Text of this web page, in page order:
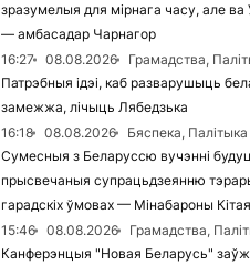
зразумелыя для мірнага часу, але ва
— амбасадар Чарнагор
16:27
08.08.2026
Грамадства,
Патрэбныя ідэі, каб разварушыць
замежжа, лічыць Лябедзька
16:18
08.08.2026
Бяспека, Палітыка
Сумесныя з Беларуссю вучэнні
прысвечаныя супрацьдзеянню
гарадскіх ўмовах — Мінабароны Кітая
15:46
08.08.2026
Грамадства,
Канферэнцыя "Новая Беларусь"